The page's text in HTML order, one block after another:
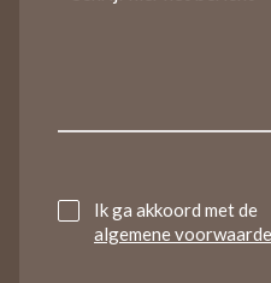
UntitledIk ga akkoord met de
algemene